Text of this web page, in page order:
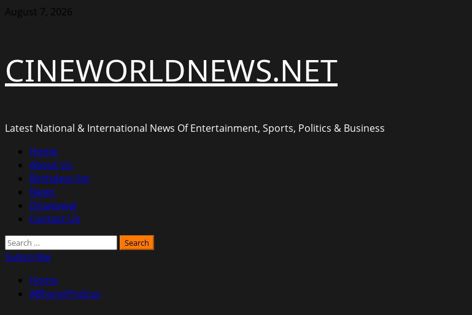
Skip
August 7, 2026
CINEWORLDNEWS.NET
Latest National & International News Of Entertainment, Sports, Politics & Business
Primary
Menu
Home
About Us
Birthdays list
News
Disavowal
Contact Us
Search
for:
Subscribe
Home
#BharatPodcas